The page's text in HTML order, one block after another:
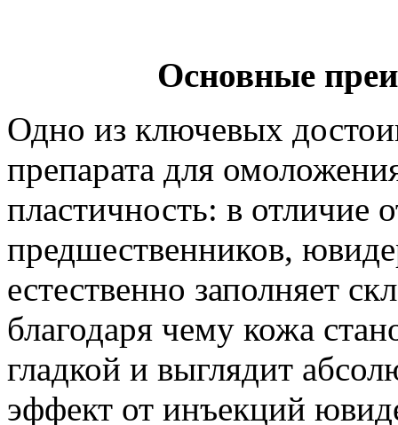
Основные
Одно из ключевых
препарата для
пластичность: в отличие
предшественников,
естественно заполняет
благодаря чему кожа
гладкой и выглядит
эффект от инъекций